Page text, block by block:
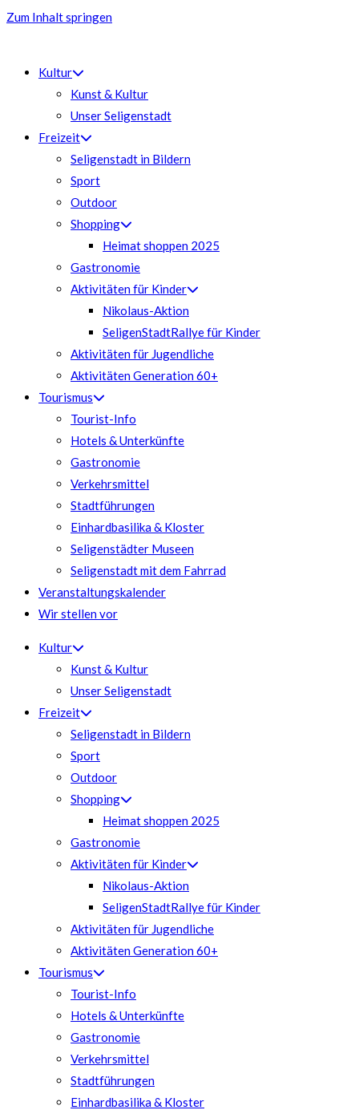
Zum Inhalt springen
Kultur
Kunst & Kultur
Unser Seligenstadt
Freizeit
Seligenstadt in Bildern
Sport
Outdoor
Shopping
Heimat shoppen 2025
Gastronomie
Aktivitäten für Kinder
Nikolaus-Aktion
SeligenStadtRallye für Kinder
Aktivitäten für Jugendliche
Aktivitäten Generation 60+
Tourismus
Tourist-Info
Hotels & Unterkünfte
Gastronomie
Verkehrsmittel
Stadtführungen
Einhardbasilika & Kloster
Seligenstädter Museen
Seligenstadt mit dem Fahrrad
Veranstaltungskalender
Wir stellen vor
Kultur
Kunst & Kultur
Unser Seligenstadt
Freizeit
Seligenstadt in Bildern
Sport
Outdoor
Shopping
Heimat shoppen 2025
Gastronomie
Aktivitäten für Kinder
Nikolaus-Aktion
SeligenStadtRallye für Kinder
Aktivitäten für Jugendliche
Aktivitäten Generation 60+
Tourismus
Tourist-Info
Hotels & Unterkünfte
Gastronomie
Verkehrsmittel
Stadtführungen
Einhardbasilika & Kloster